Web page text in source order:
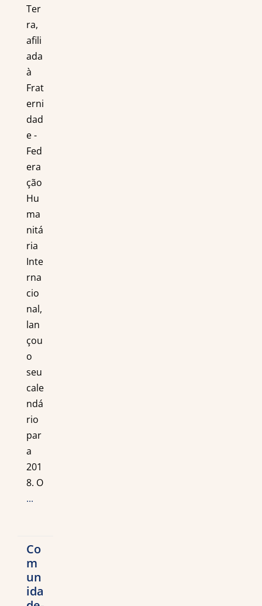
Ter
ra,
afili
ada
à
Frat
erni
dad
e -
Fed
era
ção
Hu
ma
nitá
ria
Inte
rna
cio
nal,
lan
çou
o
seu
cale
ndá
rio
par
a
201
8. O
...
Co
m
un
ida